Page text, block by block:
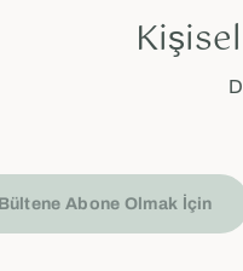
Bültene Abone Olmak İçin